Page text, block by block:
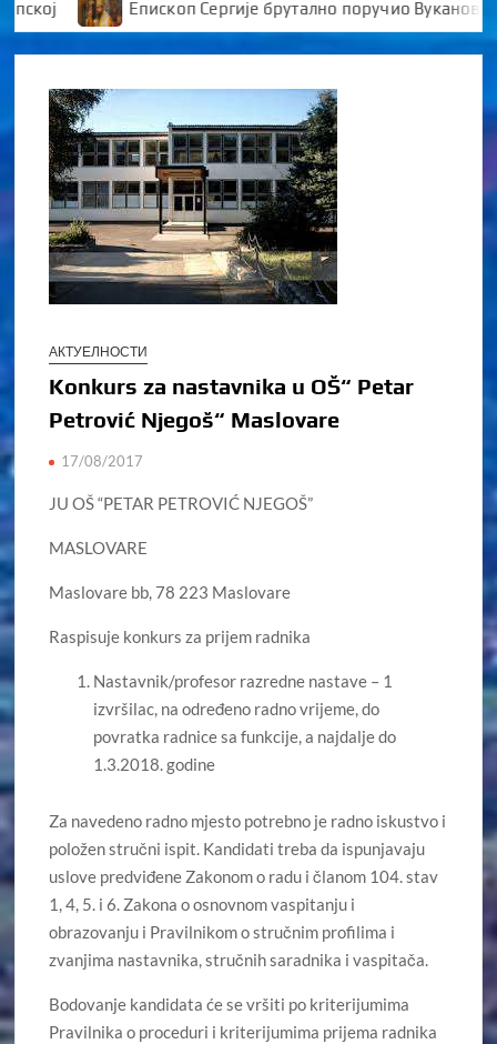
Епископ Сергије брутално поручио Вукановићу
АКТУЕЛНОСТИ
Konkurs za nastavnika u OŠ“ Petar
Petrović Njegoš“ Maslovare
17/08/2017
JU OŠ “PETAR PETROVIĆ NJEGOŠ”
MASLOVARE
Maslovare bb, 78 223 Maslovare
Raspisuje konkurs za prijem radnika
Nastavnik/profesor razredne nastave – 1
izvršilac, na određeno radno vrijeme, do
povratka radnice sa funkcije, a najdalje do
1.3.2018. godine
Za navedeno radno mjesto potrebno je radno iskustvo i
položen stručni ispit. Kandidati treba da ispunjavaju
uslove predviđene Zakonom o radu i članom 104. stav
1, 4, 5. i 6. Zakona o osnovnom vaspitanju i
obrazovanju i Pravilnikom o stručnim profilima i
zvanjima nastavnika, stručnih saradnika i vaspitača.
Bodovanje kandidata će se vršiti po kriterijumima
Pravilnika o proceduri i kriterijumima prijema radnika